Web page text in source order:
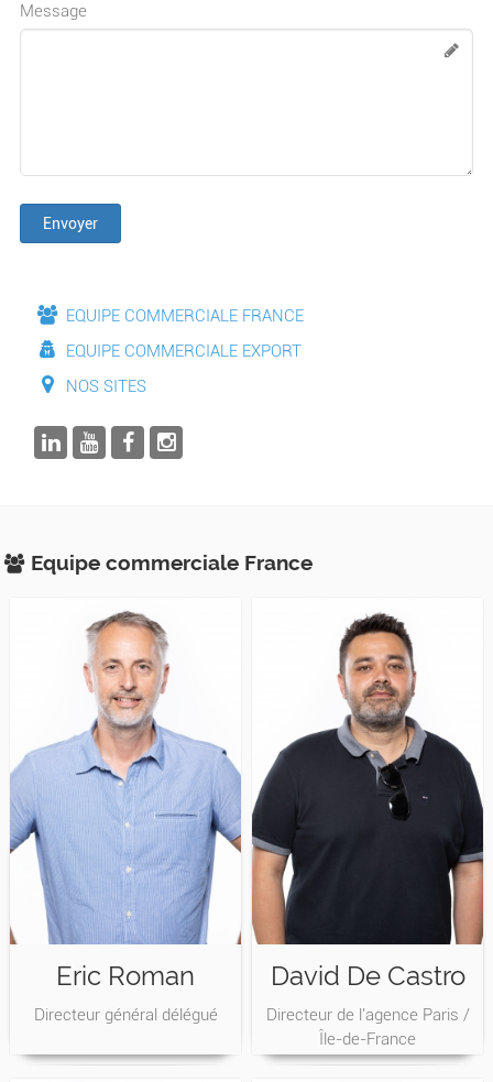
Message
Envoyer
EQUIPE COMMERCIALE FRANCE
EQUIPE COMMERCIALE EXPORT
NOS SITES
Equipe commerciale France
Eric Roman
Directeur général délégué
David De Castro
Directeur de l'agence Paris /
Île-de-France